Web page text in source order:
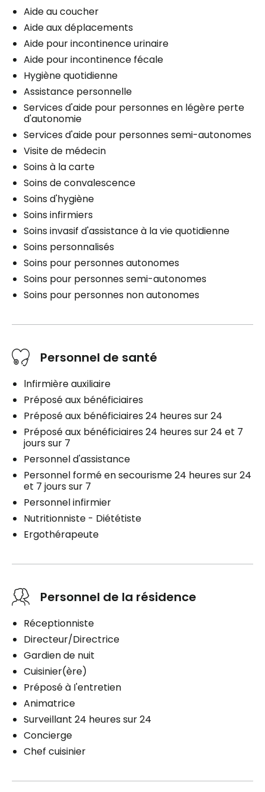
Aide au coucher
Aide aux déplacements
Aide pour incontinence urinaire
Aide pour incontinence fécale
Hygiène quotidienne
Assistance personnelle
Services d'aide pour personnes en légère perte
d'autonomie
Services d'aide pour personnes semi-autonomes
Visite de médecin
Soins à la carte
Soins de convalescence
Soins d'hygiène
Soins infirmiers
Soins invasif d'assistance à la vie quotidienne
Soins personnalisés
Soins pour personnes autonomes
Soins pour personnes semi-autonomes
Soins pour personnes non autonomes
Personnel de santé
lnfirmière auxiliaire
Préposé aux bénéficiaires
Préposé aux bénéficiaires 24 heures sur 24
Préposé aux bénéficiaires 24 heures sur 24 et 7
jours sur 7
Personnel d'assistance
Personnel formé en secourisme 24 heures sur 24
et 7 jours sur 7
Personnel infirmier
Nutritionniste - Diététiste
Ergothérapeute
Personnel de la résidence
Réceptionniste
Directeur/Directrice
Gardien de nuit
Cuisinier(ère)
Préposé à I'entretien
Animatrice
Surveillant 24 heures sur 24
Concierge
Chef cuisinier